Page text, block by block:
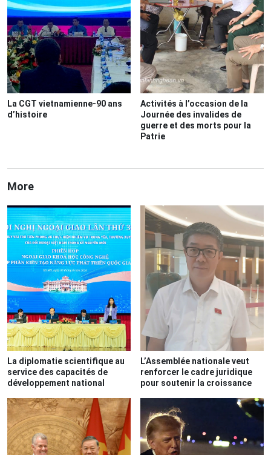
La CGT vietnamienne-90 ans
d’histoire
Activités à l’occasion de la
Journée des invalides de
guerre et des morts pour la
Patrie
More
La diplomatie scientifique au
service des capacités de
développement national
L’Assemblée nationale veut
renforcer le cadre juridique
pour soutenir la croissance